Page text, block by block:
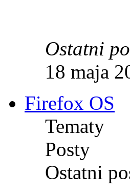
Ostatni
18 maja
Firefox OS
Tematy
Posty
Ostatni